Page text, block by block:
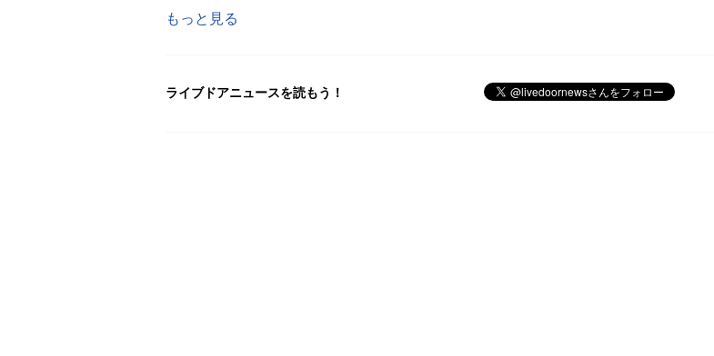
もっと見る
ライブドアニュースを読もう！